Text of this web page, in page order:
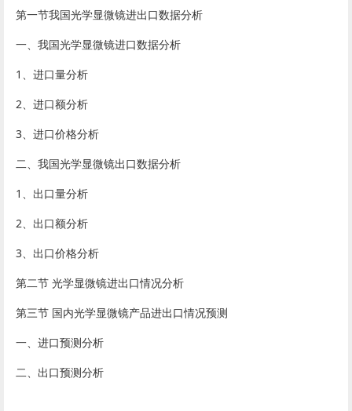
第一节我国光学显微镜进出口数据分析
一、我国光学显微镜进口数据分析
1、进口量分析
2、进口额分析
3、进口价格分析
二、我国光学显微镜出口数据分析
1、出口量分析
2、出口额分析
3、出口价格分析
第二节 光学显微镜进出口情况分析
第三节 国内光学显微镜产品进出口情况预测
一、进口预测分析
二、出口预测分析